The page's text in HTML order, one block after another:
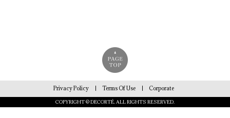
Privacy Policy Terms Of Use Corporate
COPYRIGHT © DECORTÉ. ALL RIGHTS RESERVED.